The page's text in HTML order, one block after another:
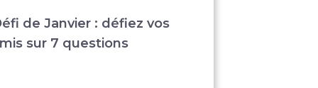
de Janvier : défiez vos
sur 7 questions